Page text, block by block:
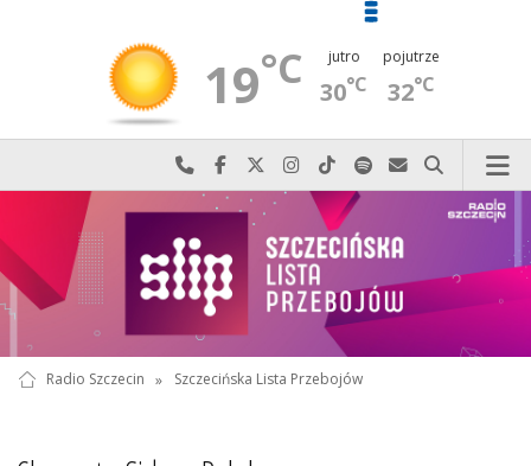
19°C jutro
30°C
pojutrze
32°C
Najlepiej po prostu do nas zadzwoń
Odwiedź nas na Facebook-u
Odwiedź nas na X
Odwiedź nas na Instagram-ie
Odwiedź nas na TikTok-u
Szukaj nas na Spotify
Wyślij do nas
Szukaj
Radio Szczecin » Szczecińska Lista Przebojów